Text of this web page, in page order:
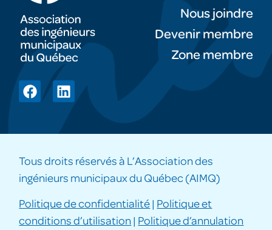
Nous joindre
Devenir membre
Zone membre
Tous droits réservés à L’Association des
ingénieurs municipaux du Québec (AIMQ)
Politique de confidentialité | Politique et
conditions d’utilisation | Politique d’annulation